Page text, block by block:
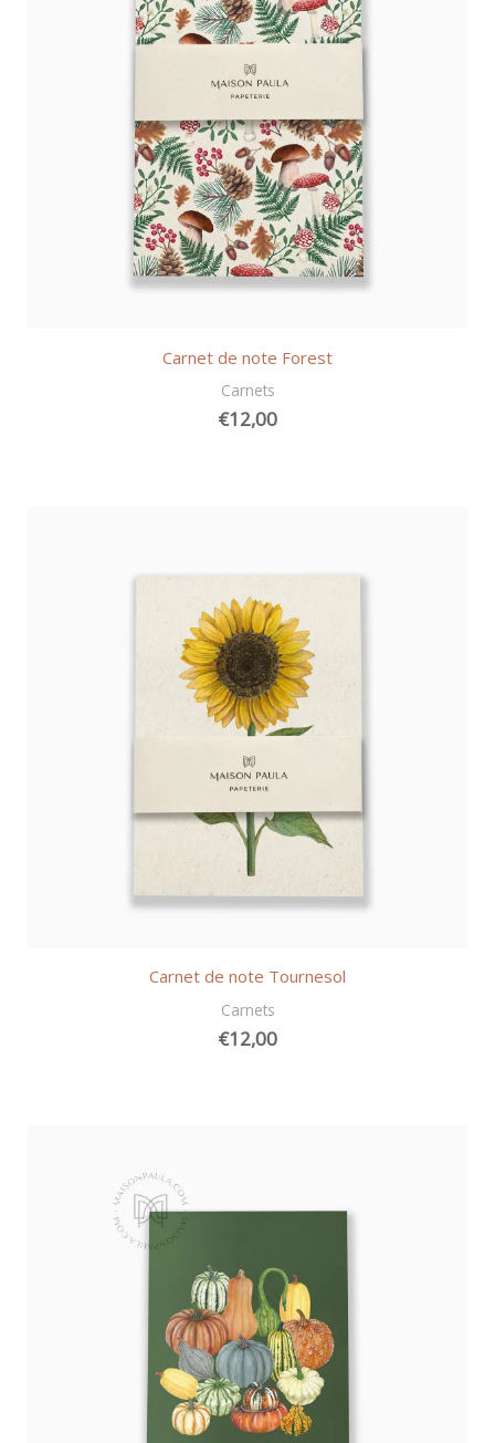
Carnet de note Forest
Carnets
€12,00
Carnet de note Tournesol
Carnets
€12,00